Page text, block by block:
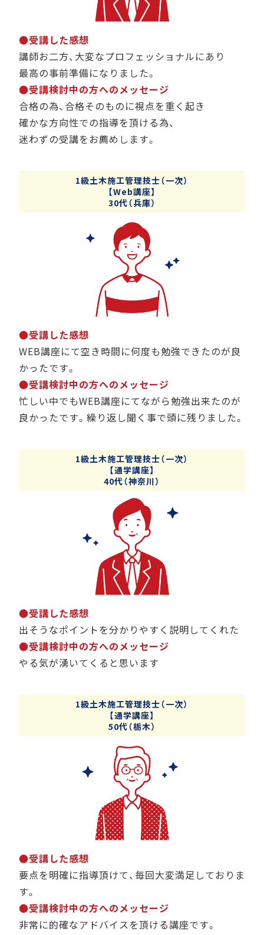
●受講した感想
講師お二方、大変なプロフェッショナルにあり
最高の事前準備になりました。
●受講検討中の方へのメッセージ
合格の為、合格そのものに視点を重く起き
確かな方向性での指導を頂ける為、
迷わずの受講をお薦めします。
1級土木施工管理技士（一次）
【Web講座】
30代（兵庫）
●受講した感想
WEB講座にて空き時間に何度も勉強できたのが良
かったです。
●受講検討中の方へのメッセージ
忙しい中でもWEB講座にてながら勉強出来たのが
良かったです。繰り返し聞く事で頭に残りました。
1級土木施工管理技士（一次）
【通学講座】
40代（神奈川）
●受講した感想
出そうなポイントを分かりやすく説明してくれた
●受講検討中の方へのメッセージ
やる気が湧いてくると思います
1級土木施工管理技士（一次）
【通学講座】
50代（栃木）
●受講した感想
要点を明確に指導頂けて、毎回大変満足しておりま
す。
●受講検討中の方へのメッセージ
非常に的確なアドバイスを頂ける講座です。